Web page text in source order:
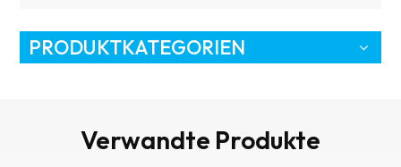
PRODUKTKATEGORIEN
Verwandte Produkte